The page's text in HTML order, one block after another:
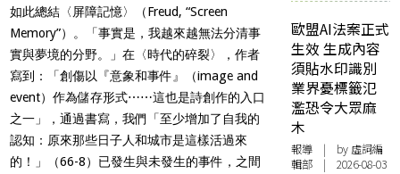
如此總結〈屏障記憶〉（Freud, “Screen
Memory”）。「事實是，我越來越無法分清事
實與夢境的分野。」在〈時代的碎裂〉，作者
寫到：「創傷以『意象和事件』（image and
event）作為儲存形式⋯⋯這也是詩創作的入口
之一」，通過書寫，我們「至少增加了自我的
認知：原來那些日子人和城市是這樣活過來
的！」（66-8）已發生與未發生的事件，之間
歐盟AI法案正式
生效 生成內容
須貼水印識別
業界憂標籤氾
濫恐令大眾麻
木
報導 | by 虛詞編
輯部 | 2026-08-03